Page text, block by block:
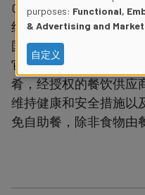
Catering。这些餐饮服
织采购守则》及其原则
国际民航组织会议设施
它外部餐饮供应商在国
肴，经授权的餐饮供应
维持健康和安全措施以
免自助餐，除非食物由
Use
of
personal
data
and
purposes: Functional,
& Advertising and
自定义